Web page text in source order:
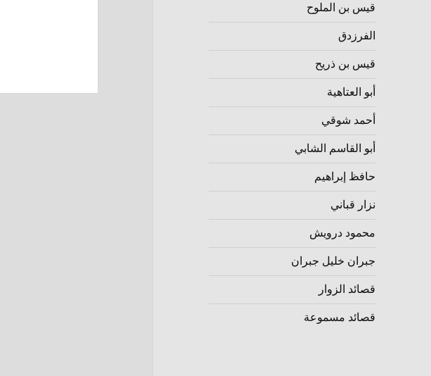
قيس بن الملوح
الفرزدق
قيس بن ذريح
أبو العتاهية
أحمد شوقي
أبو القاسم الشابي
حافظ إبراهيم
نزار قباني
محمود درويش
جبران خليل جبران
قصائد الزوار
قصائد مسموعة